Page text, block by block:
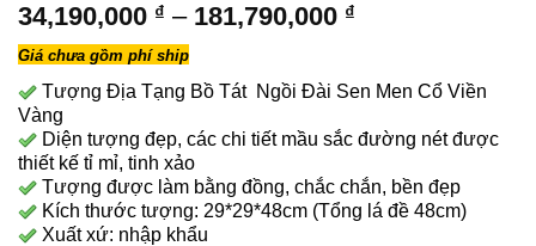
34,190,000 ₫ – 181,790,000 ₫
34,190,000 ₫
181,790,000 ₫
Giá chưa gồm phí ship
Tượng Địa Tạng Bồ Tát Ngồi Đài Sen Men Cổ Viền
Vàng
Diện tượng đẹp, các chi tiết mầu sắc đường nét được
thiết kế tỉ mỉ, tinh xảo
Tượng được làm bằng đồng, chắc chắn, bền đẹp
Kích thước tượng: 29*29*48cm (Tổng lá đề 48cm)
Xuất xứ: nhập khẩu